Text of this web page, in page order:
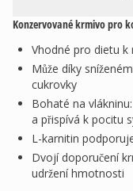
Konzervované krmivo pro
Vhodné pro dietu
Může díky
cukrovky
Bohaté na
a přispívá k pocitu
L-karnitin
Dvojí doporučení
udržení hmotnosti